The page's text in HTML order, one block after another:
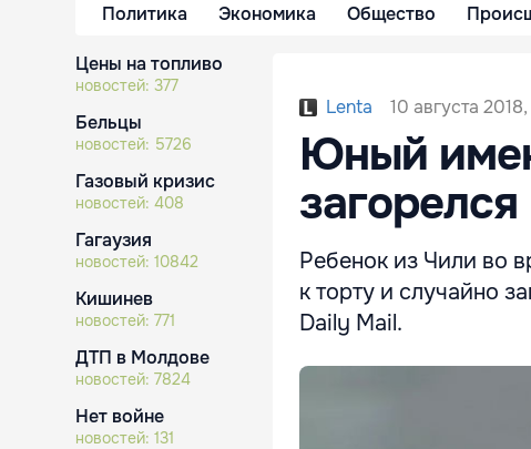
Политика Экономика Общество
Цены на топливо
новостей: 377
Бельцы
новостей: 5726
Газовый кризис
новостей: 408
Гагаузия
новостей: 10842
Кишинев
новостей: 771
ДТП в Молдове
новостей: 7824
Нет войне
новостей: 131
Lenta 10 августа
Юный
загорелся
Ребенок из Чили во
к торту и случайно
Daily Mail.